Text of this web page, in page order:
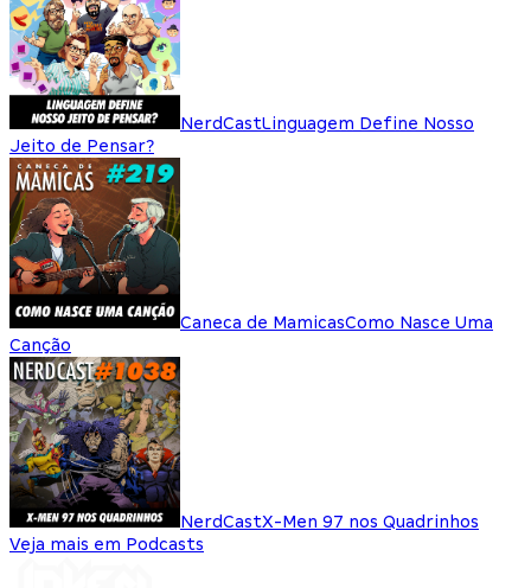
NerdCastLinguagem Define Nosso
Jeito de Pensar?
Caneca de MamicasComo Nasce Uma
Canção
NerdCastX-Men 97 nos Quadrinhos
Veja mais em Podcasts